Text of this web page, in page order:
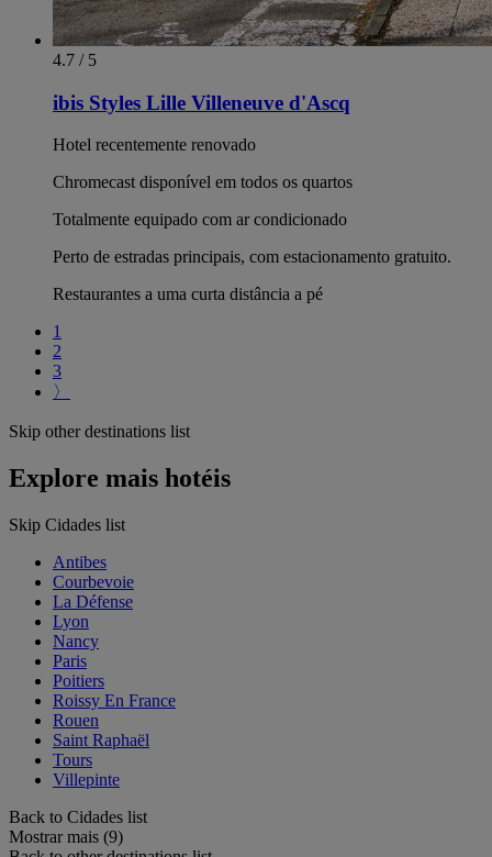
4.7 / 5
ibis Styles Lille Villeneuve d'Ascq
Hotel recentemente renovado
Chromecast disponível em todos os quartos
Totalmente equipado com ar condicionado
Perto de estradas principais, com estacionamento gratuito.
Restaurantes a uma curta distância a pé
1
2
3
〉
Skip other destinations list
Explore mais hotéis
Skip Cidades list
Antibes
Courbevoie
La Défense
Lyon
Nancy
Paris
Poitiers
Roissy En France
Rouen
Saint Raphaël
Tours
Villepinte
Back to Cidades list
Mostrar mais (9)